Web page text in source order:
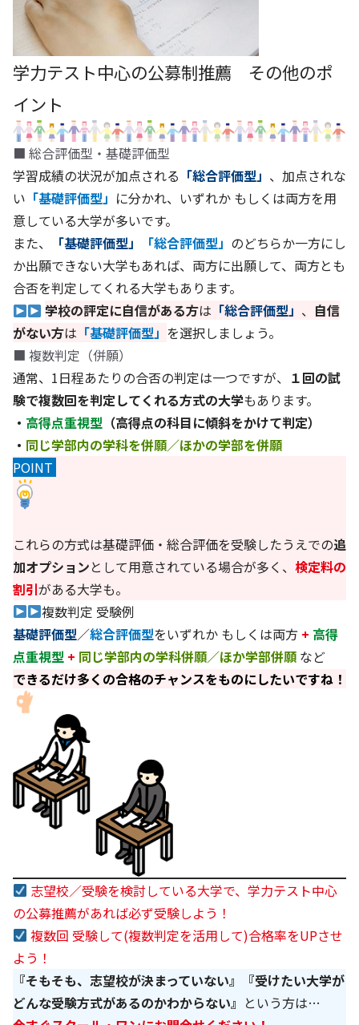
学力テスト中心の公募制推薦 その他のポ
イント
■ 総合評価型・基礎評価型
学習成績の状況が加点される 「総合評価型」 、加点されな
い 「基礎評価型」 に分かれ、いずれか もしくは両方を用
意している大学が多いです。
また、
「基礎評価型」 「総合評価型」 のどちらか一方にし
か出願できない大学もあれば、両方に出願して、両方とも
合否を判定してくれる大学もあります。
学校の評定に自信がある方は 「総合評価型」 、 自信
がない方は 「基礎評価型」 を選択しましょう。
■ 複数判定（併願）
通常、1日程あたりの合否の判定は一つですが、 １回の試
験で複数回を判定してくれる方式の大学もあります。
・ 高得点重視型 （高得点の科目に傾斜をかけて判定）
・ 同じ学部内の学科を併願／ほかの学部を併願
POINT
これらの方式は基礎評価・総合評価を受験したうえでの追
加オプションとして用意されている場合が多く、 検定料の
割引がある大学も。
複数判定 受験例
基礎評価型／総合評価型をいずれか もしくは両方 + 高得
点重視型 + 同じ学部内の学科併願／ほか学部併願 など
できるだけ多くの合格のチャンスをものにしたいですね！
志望校／受験を検討している大学で、学力テスト中心
の公募推薦があれば必ず受験しよう！
複数回 受験して(複数判定を活用して)合格率をUPさせ
よう！
『そもそも、志望校が決まっていない』『受けたい大学が
どんな受験方式があるのかわからない』 という方は…